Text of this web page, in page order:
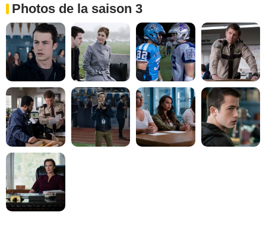
Photos de la saison 3